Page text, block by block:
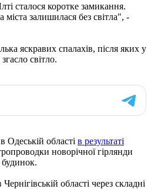
сталося коротке замикання.
міста залишилася без світла", -
яскравих спалахів, після яких у
світло.
Одеській області в результаті
новорічної гірлянди
області через складні